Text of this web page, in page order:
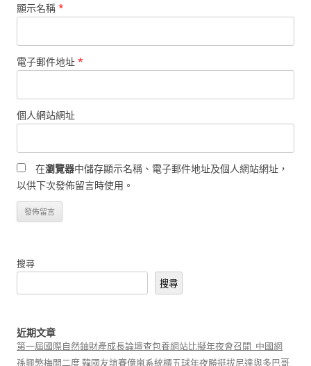
顯示名稱 *
電子郵件地址 *
個人網站網址
在瀏覽器中儲存顯示名稱、電子郵件地址及個人網站網址，
以供下次發佈留言時使用。
搜尋
搜尋
近期文章
第一屆國際自然鈾財產成長論壇查包養網站比擬年夜會召開_中國網
孫興慜梅開二度 韓國友誼賽億嵐系統櫃五球年夜勝挺拔尼達與多巴哥